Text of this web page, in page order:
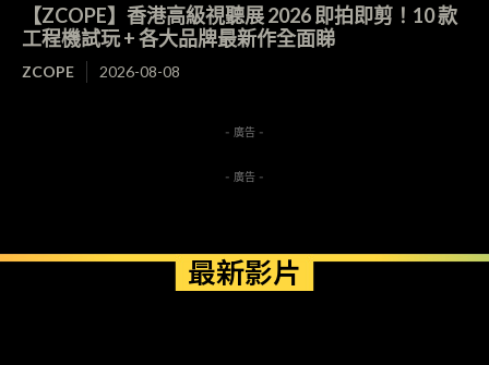
【ZCOPE】香港高級視聽展 2026 即拍即剪！10 款
工程機試玩 + 各大品牌最新作全面睇
ZCOPE 2026-08-08
- 廣告 -
- 廣告 -
最新影片